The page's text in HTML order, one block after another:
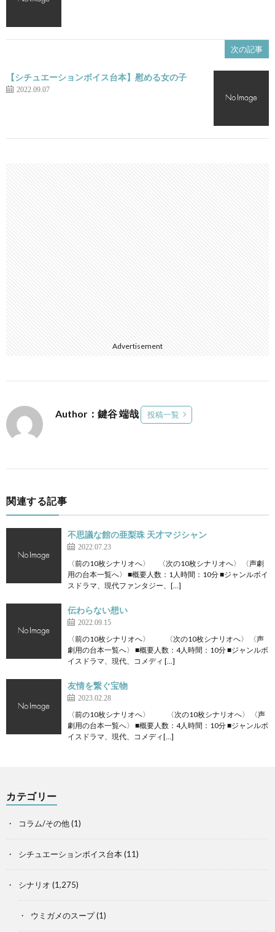
次の記事
【シチュエーションボイス台本】慰める女の子
2022.09.07
Advertisement
Author：鍵谷 端哉 投稿一覧
関連する記事
不思議な館の亜梨珠 天才マジシャン
2022.07.23
〈前の10枚シナリオへ〉 〈次の10枚シナリオへ〉 〈声劇
用の台本一覧へ〉 ■概要人数：1人時間：10分 ■ジャンルボイ
スドラマ、現代ファンタジー、[…]
伝わらない想い
2022.09.15
〈前の10枚シナリオへ〉 〈次の10枚シナリオへ〉 〈声
劇用の台本一覧へ〉 ■概要人数：4人時間：10分 ■ジャンルボ
イスドラマ、現代、コメディ […]
友情を繋ぐ宝物
2023.02.28
〈前の10枚シナリオへ〉 〈次の10枚シナリオへ〉 〈声
劇用の台本一覧へ〉 ■概要人数：4人時間：10分 ■ジャンルボ
イスドラマ、現代、コメディ[…]
カテゴリー
コラム/その他(1)
シチュエーションボイス台本(11)
シナリオ (1,275)
ウミガメのスープ(1)